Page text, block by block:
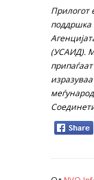
Прилогот
поддршка
(УСАИД).